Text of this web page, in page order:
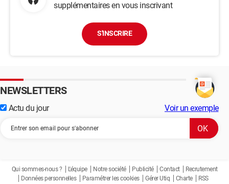
supplémentaires en vous inscrivant
S'INSCRIRE
NEWSLETTERS
Actu du jour Voir un exemple
Qui sommes-nous ? L'équipe Notre société Publicité Contact
Recrutement
Données personnelles
Paramétrer les cookies Gérer Utiq Charte RSS